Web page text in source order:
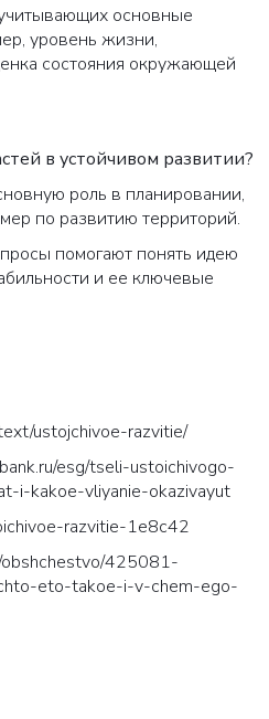
основные
уровень жизни,
состояния окружающей
в устойчивом развитии?
роль в планировании,
по развитию территорий.
помогают понять идею
и ее ключевые
ustojchivoe-razvitie/
esg/tseli-ustoichivogo-
i-kakoe-vliyanie-okazivayut
razvitie-1e8c42
425081-
eto-takoe-i-v-chem-ego-